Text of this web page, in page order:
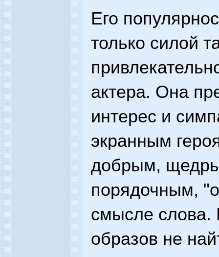
Его
только силой
актера. Она
интерес и
экранным
добрым,
порядочным,
смысле слова.
образов не